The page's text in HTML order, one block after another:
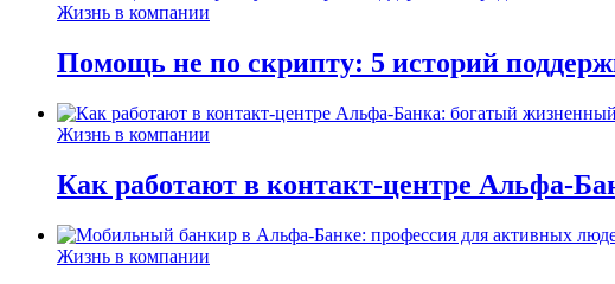
Жизнь в компании
Помощь не по скрипту: 5 историй
Жизнь в компании
Как работают в контакт-центре Альфа-
Жизнь в компании